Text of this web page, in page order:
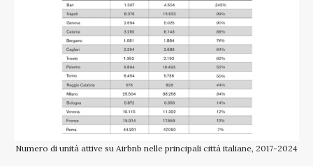
Numero di unità attive su Airbnb nelle principali città italiane, 2017-2024